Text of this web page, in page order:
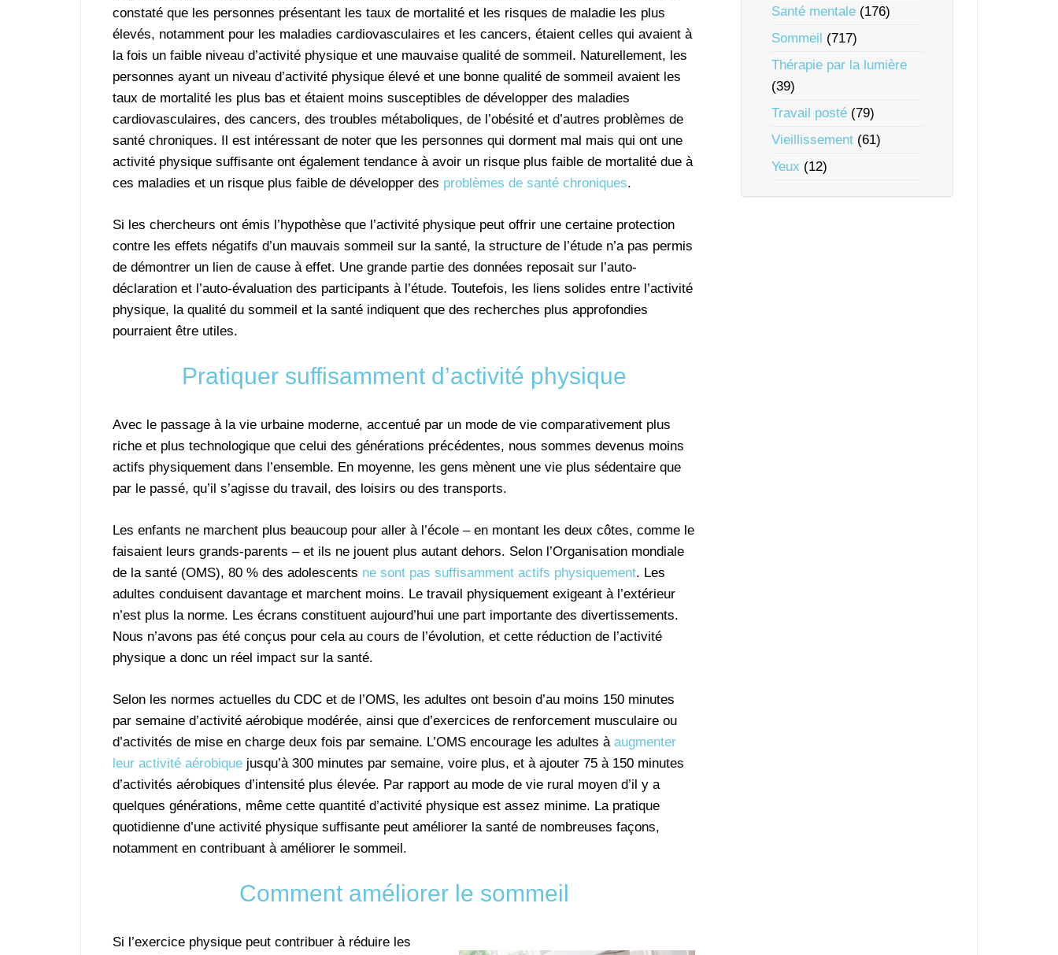
constaté que les personnes présentant les taux de mortalité et les risques de maladie les plus
élevés, notamment pour les maladies cardiovasculaires et les cancers, étaient celles qui avaient à
la fois un faible niveau d’activité physique et une mauvaise qualité de sommeil. Naturellement, les
personnes ayant un niveau d’activité physique élevé et une bonne qualité de sommeil avaient les
taux de mortalité les plus bas et étaient moins susceptibles de développer des maladies
cardiovasculaires, des cancers, des troubles métaboliques, de l’obésité et d’autres problèmes de
santé chroniques. Il est intéressant de noter que les personnes qui dorment mal mais qui ont une
activité physique suffisante ont également tendance à avoir un risque plus faible de mortalité due à
ces maladies et un risque plus faible de développer des problèmes de santé chroniques.
Si les chercheurs ont émis l’hypothèse que l’activité physique peut offrir une certaine protection
contre les effets négatifs d’un mauvais sommeil sur la santé, la structure de l’étude n’a pas permis
de démontrer un lien de cause à effet. Une grande partie des données reposait sur l’auto-
déclaration et l’auto-évaluation des participants à l’étude. Toutefois, les liens solides entre l’activité
physique, la qualité du sommeil et la santé indiquent que des recherches plus approfondies
pourraient être utiles.
Pratiquer suffisamment d’activité physique
Avec le passage à la vie urbaine moderne, accentué par un mode de vie comparativement plus
riche et plus technologique que celui des générations précédentes, nous sommes devenus moins
actifs physiquement dans l’ensemble. En moyenne, les gens mènent une vie plus sédentaire que
par le passé, qu’il s’agisse du travail, des loisirs ou des transports.
Les enfants ne marchent plus beaucoup pour aller à l’école – en montant les deux côtes, comme le
faisaient leurs grands-parents – et ils ne jouent plus autant dehors. Selon l’Organisation mondiale
de la santé (OMS), 80 % des adolescents ne sont pas suffisamment actifs physiquement. Les
adultes conduisent davantage et marchent moins. Le travail physiquement exigeant à l’extérieur
n’est plus la norme. Les écrans constituent aujourd’hui une part importante des divertissements.
Nous n’avons pas été conçus pour cela au cours de l’évolution, et cette réduction de l’activité
physique a donc un réel impact sur la santé.
Selon les normes actuelles du CDC et de l’OMS, les adultes ont besoin d’au moins 150 minutes
par semaine d’activité aérobique modérée, ainsi que d’exercices de renforcement musculaire ou
d’activités de mise en charge deux fois par semaine. L’OMS encourage les adultes à augmenter
leur activité aérobique jusqu’à 300 minutes par semaine, voire plus, et à ajouter 75 à 150 minutes
d’activités aérobiques d’intensité plus élevée. Par rapport au mode de vie rural moyen d’il y a
quelques générations, même cette quantité d’activité physique est assez minime. La pratique
quotidienne d’une activité physique suffisante peut améliorer la santé de nombreuses façons,
notamment en contribuant à améliorer le sommeil.
Comment améliorer le sommeil
Si l’exercice physique peut contribuer à réduire les
Santé mentale (176)
Sommeil (717)
Thérapie par la lumière
(39)
Travail posté (79)
Vieillissement (61)
Yeux (12)